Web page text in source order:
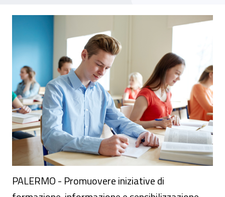
Più sicurezza nelle scuole siciliane,
PALERMO - Promuovere iniziative di